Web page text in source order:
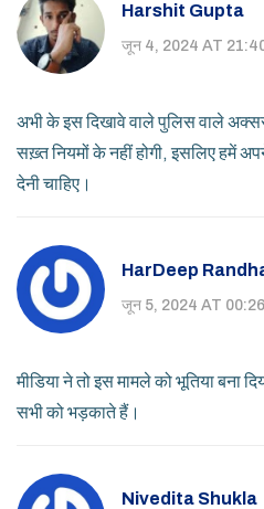
Harshit Gupta
जून 4, 2024 AT
अभी के इस दिखावे वाले पुलिस वाले
सख़्त नियमों के नहीं होगी, इसलिए हमें
देनी चाहिए।
HarDeep
जून 5, 2024 AT 00:26
मीडिया ने तो इस मामले को भूतिया बना
सभी को भड़काते हैं।
Nivedita Shukla